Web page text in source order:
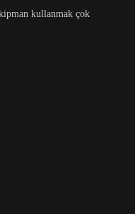
kullanmak çok